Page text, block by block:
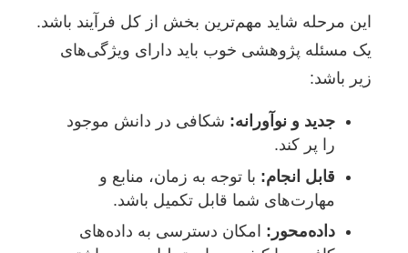
این مرحله شاید مهم‌ترین بخش از کل فرآیند باشد.
یک مسئله پژوهشی خوب باید دارای ویژگی‌های
زیر باشد:
جدید و نوآورانه: شکافی در دانش موجود
را پر کند.
قابل انجام: با توجه به زمان، منابع و
مهارت‌های شما قابل تکمیل باشد.
داده‌محور: امکان دسترسی به داده‌های